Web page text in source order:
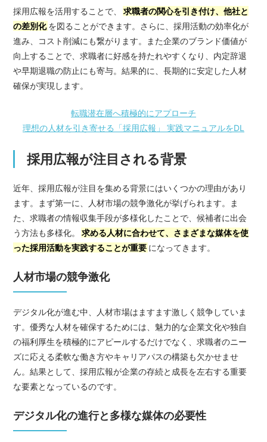
採用広報を活用することで、
求職者の関心を引き付け、他社と
の差別化 を図ることができます。さらに、採用活動の効率化が
進み、コスト削減にも繋がります。また企業のブランド価値が
向上することで、求職者に好感を持たれやすくなり、内定辞退
や早期退職の防止にも寄与。結果的に、長期的に安定した人材
確保が実現します。
転職潜在層へ積極的にアプローチ
理想の人材を引き寄せる「採用広報」 実践マニュアルをDL
採用広報が注目される背景
近年、採用広報が注目を集める背景にはいくつかの理由があり
ます。まず第一に、人材市場の競争激化が挙げられます。ま
た、求職者の情報収集手段が多様化したことで、候補者に出会
う方法も多様化。
求める人材に合わせて、さまざまな媒体を使
った採用活動を実践することが重要 になってきます。
人材市場の競争激化
デジタル化が進む中、人材市場はますます激しく競争していま
す。優秀な人材を確保するためには、魅力的な企業文化や独自
の福利厚生を積極的にアピールするだけでなく、求職者のニー
ズに応える柔軟な働き方やキャリアパスの構築も欠かせませ
ん。結果として、採用広報が企業の存続と成長を左右する重要
な要素となっているのです。
デジタル化の進行と多様な媒体の必要性